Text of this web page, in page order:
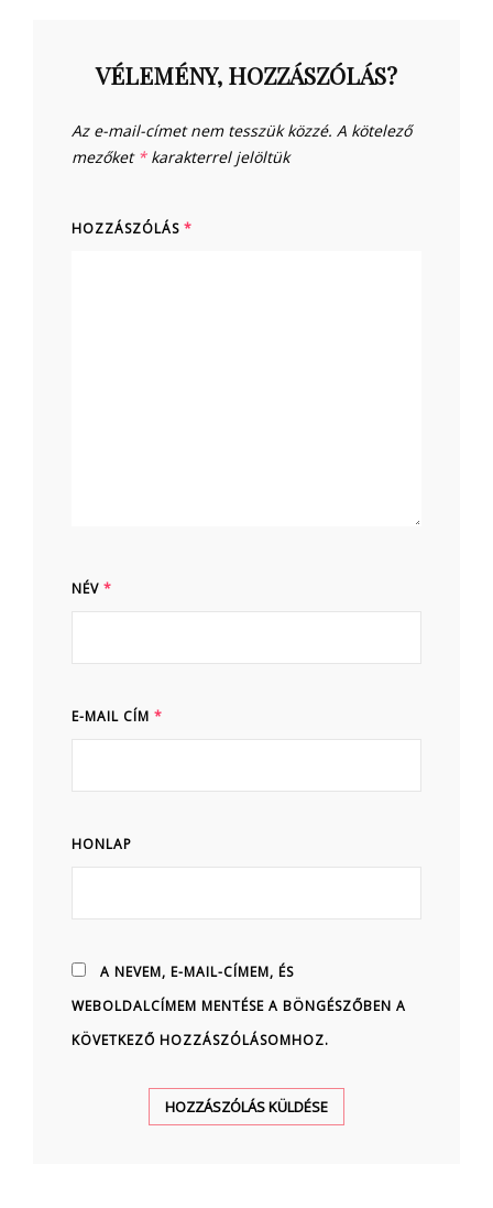
VÉLEMÉNY, HOZZÁSZÓLÁS?
Az e-mail-címet nem tesszük közzé. A kötelező
mezőket *karakterrel jelöltük
HOZZÁSZÓLÁS *
NÉV *
E-MAIL CÍM *
HONLAP
A NEVEM, E-MAIL-CÍMEM, ÉS
WEBOLDALCÍMEM MENTÉSE A BÖNGÉSZŐBEN A
KÖVETKEZŐ HOZZÁSZÓLÁSOMHOZ.